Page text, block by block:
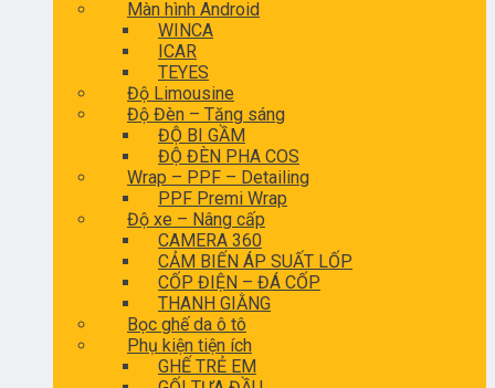
Màn hình Android
WINCA
ICAR
TEYES
Độ Limousine
Độ Đèn – Tăng sáng
ĐỘ BI GẦM
ĐỘ ĐÈN PHA COS
Wrap – PPF – Detailing
PPF Premi Wrap
Độ xe – Nâng cấp
CAMERA 360
CẢM BIẾN ÁP SUẤT LỐP
CỐP ĐIỆN – ĐÁ CỐP
THANH GIẰNG
Bọc ghế da ô tô
Phụ kiện tiện ích
GHẾ TRẺ EM